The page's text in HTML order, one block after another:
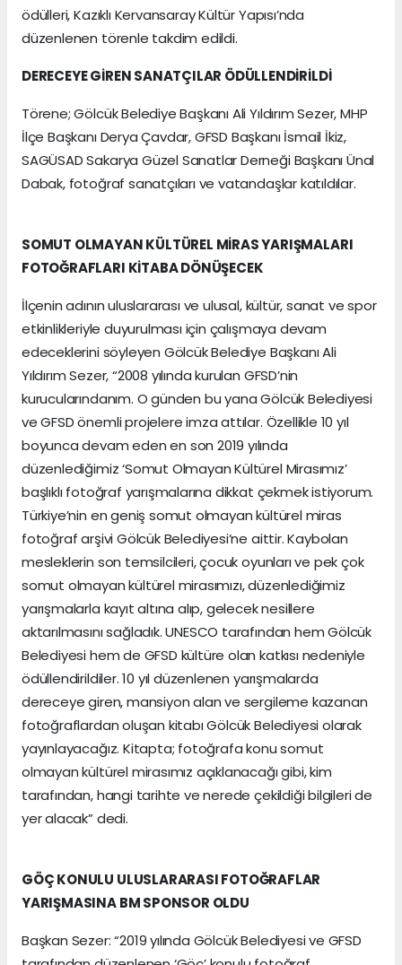
ödülleri, Kazıklı Kervansaray Kültür Yapısı’nda
düzenlenen törenle takdim edildi.
DERECEYE GİREN SANATÇILAR ÖDÜLLENDİRİLDİ
Törene; Gölcük Belediye Başkanı Ali Yıldırım Sezer, MHP
İlçe Başkanı Derya Çavdar, GFSD Başkanı İsmail İkiz,
SAGÜSAD Sakarya Güzel Sanatlar Derneği Başkanı Ünal
Dabak, fotoğraf sanatçıları ve vatandaşlar katıldılar.
SOMUT OLMAYAN KÜLTÜREL MİRAS YARIŞMALARI
FOTOĞRAFLARI KİTABA DÖNÜŞECEK
İlçenin adının uluslararası ve ulusal, kültür, sanat ve spor
etkinlikleriyle duyurulması için çalışmaya devam
edeceklerini söyleyen Gölcük Belediye Başkanı Ali
Yıldırım Sezer, “2008 yılında kurulan GFSD’nin
kurucularındanım. O günden bu yana Gölcük Belediyesi
ve GFSD önemli projelere imza attılar. Özellikle 10 yıl
boyunca devam eden en son 2019 yılında
düzenlediğimiz ‘Somut Olmayan Kültürel Mirasımız’
başlıklı fotoğraf yarışmalarına dikkat çekmek istiyorum.
Türkiye’nin en geniş somut olmayan kültürel miras
fotoğraf arşivi Gölcük Belediyesi’ne aittir. Kaybolan
mesleklerin son temsilcileri, çocuk oyunları ve pek çok
somut olmayan kültürel mirasımızı, düzenlediğimiz
yarışmalarla kayıt altına alıp, gelecek nesillere
aktarılmasını sağladık. UNESCO tarafından hem Gölcük
Belediyesi hem de GFSD kültüre olan katkısı nedeniyle
ödüllendirildiler. 10 yıl düzenlenen yarışmalarda
dereceye giren, mansiyon alan ve sergileme kazanan
fotoğraflardan oluşan kitabı Gölcük Belediyesi olarak
yayınlayacağız. Kitapta; fotoğrafa konu somut
olmayan kültürel mirasımız açıklanacağı gibi, kim
tarafından, hangi tarihte ve nerede çekildiği bilgileri de
yer alacak” dedi.
GÖÇ KONULU ULUSLARARASI FOTOĞRAFLAR
YARIŞMASINA BM SPONSOR OLDU
Başkan Sezer: “2019 yılında Gölcük Belediyesi ve GFSD